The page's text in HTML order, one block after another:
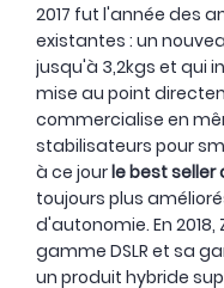
2017 fut l'année des
existantes : un
jusqu'à 3,2kgs et qui
mise au point
commercialise en
stabilisateurs pour
à ce jourle best
toujours plus
d'autonomie. En
gamme DSLR et sa
un produit hybride